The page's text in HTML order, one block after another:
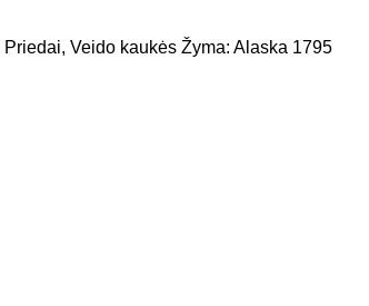
Priedai, Veido kaukės Žyma: Alaska 1795